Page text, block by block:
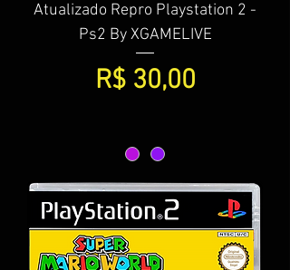
Atualizado Repro Playstation 2 -
Ps2 By XGAMELIVE
Preço
R$ 30,00